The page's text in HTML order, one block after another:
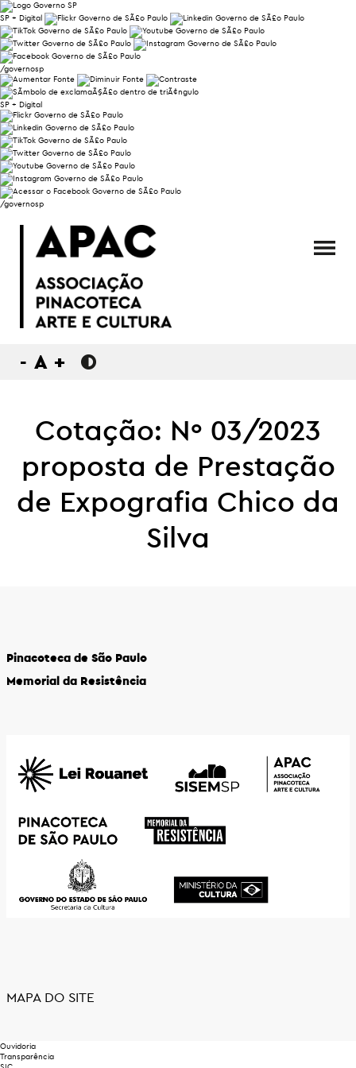
SP + Digital
/governosp
SP + Digital
/governosp
- A +
Cotação: Nº 03/2023
proposta de Prestação
de Expografia Chico da
Silva
Pinacoteca de São Paulo
Memorial da Resistência
MAPA DO SITE
Ouvidoria
Transparência